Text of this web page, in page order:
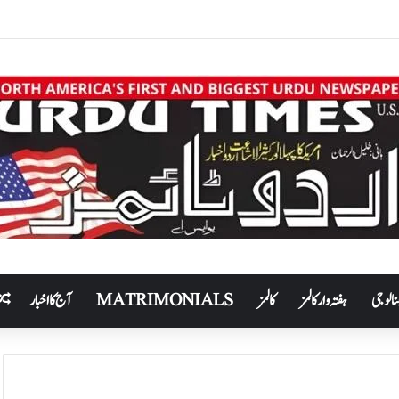
ہفتہ وار کالمز کالمز MATRIMONIALS آج کا اخبار